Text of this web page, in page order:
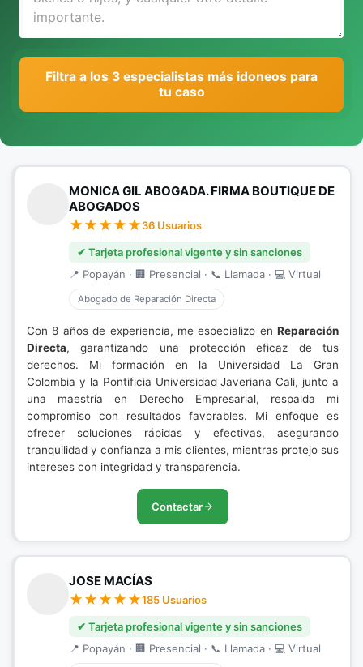
Filtra a los 3 especialistas más idoneos para
tu caso
MONICA GIL ABOGADA. FIRMA BOUTIQUE DE
ABOGADOS
36 Usuarios
✔ Tarjeta profesional vigente y sin sanciones
📍 Popayán · 🏢 Presencial · 📞 Llamada · 💻 Virtual
Abogado de Reparación Directa
Con 8 años de experiencia, me especializo en Reparación
Directa, garantizando una protección eficaz de tus
derechos. Mi formación en la Universidad La Gran
Colombia y la Pontificia Universidad Javeriana Cali, junto a
una maestría en Derecho Empresarial, respalda mi
compromiso con resultados favorables. Mi enfoque es
ofrecer soluciones rápidas y efectivas, asegurando
tranquilidad y confianza a mis clientes, mientras protejo sus
intereses con integridad y transparencia.
Contactar
JOSE MACÍAS
185 Usuarios
✔ Tarjeta profesional vigente y sin sanciones
📍 Popayán · 🏢 Presencial · 📞 Llamada · 💻 Virtual